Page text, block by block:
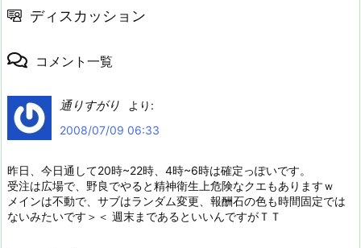
ディスカッション
コメント一覧
通りすがり
より:
2008/07/09 06:33
昨日、今日通して20時~22時、4時~6時は確定っぽいです。
受注は広場で、野良でやると精神衛生上危険なクエもありますｗ
メインは不動で、サブはランダム変更、報酬石の色も時間固定では
ないみたいです＞＜ 週末まであるといいんですがＴＴ